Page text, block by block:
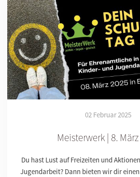
02 Februar 2025
Meisterwerk | 8.
Du hast Lust auf Freizeiten und
Jugendarbeit? Dann bieten wir dir